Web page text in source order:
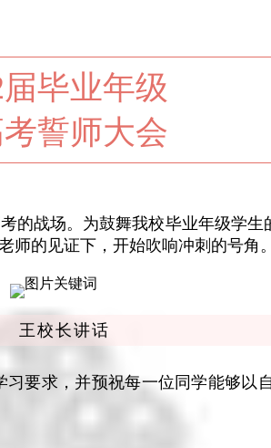
届毕业年级
誓师大会
战场。为鼓舞我校毕业年级学生
师的见证下，开始吹响冲刺的号角。
王校长讲话
要求，并预祝每一位同学能够以